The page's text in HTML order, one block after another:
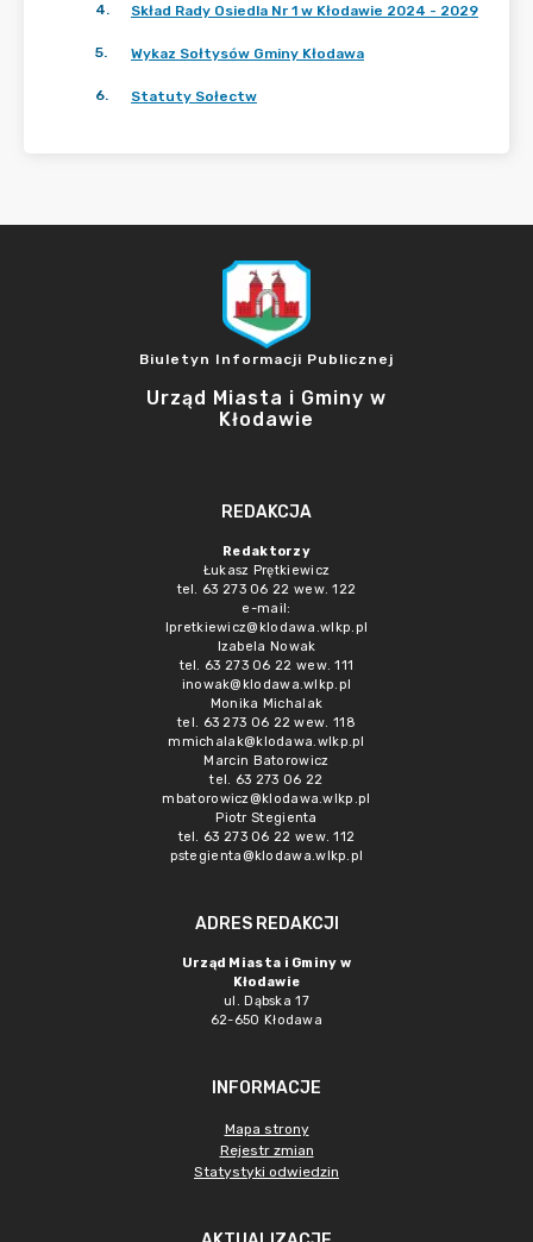
4. Skład Rady Osiedla Nr 1 w Kłodawie 2024 - 2029
5. Wykaz Sołtysów Gminy Kłodawa
6. Statuty Sołectw
Biuletyn Informacji Publicznej
Urząd Miasta i Gminy w
Kłodawie
REDAKCJA
Redaktorzy
Łukasz Prętkiewicz
tel. 63 273 06 22 wew. 122
e-mail:
lpretkiewicz@klodawa.wlkp.pl
Izabela Nowak
tel. 63 273 06 22 wew. 111
inowak@klodawa.wlkp.pl
Monika Michalak
tel. 63 273 06 22 wew. 118
mmichalak@klodawa.wlkp.pl
Marcin Batorowicz
tel. 63 273 06 22
mbatorowicz@klodawa.wlkp.pl
Piotr Stegienta
tel. 63 273 06 22 wew. 112
pstegienta@klodawa.wlkp.pl
ADRES REDAKCJI
Urząd Miasta i Gminy w
Kłodawie
ul. Dąbska 17
62-650 Kłodawa
INFORMACJE
Mapa strony
Rejestr zmian
Statystyki odwiedzin